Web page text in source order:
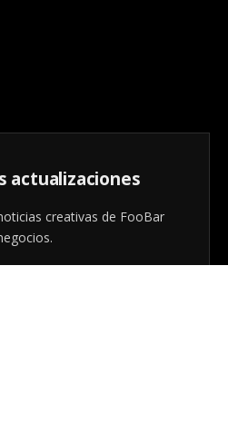
actualizaciones
creativas de FooBar